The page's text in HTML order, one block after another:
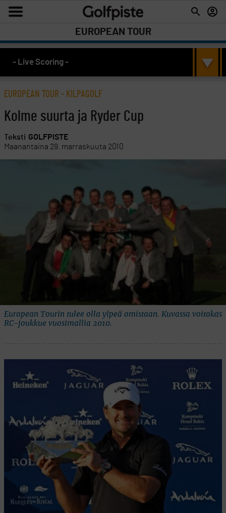
EUROPEAN TOUR
- Live Scoring -
EUROPEAN TOUR - KILPAGOLF
Kolme suurta ja Ryder Cup
Teksti GOLFPISTE
Maanantaina 29. marraskuuta 2010
European Tourin tulee olla ylpeä omistaan. Kuvassa voitokas
RC-joukkue vuosimallia 2010.